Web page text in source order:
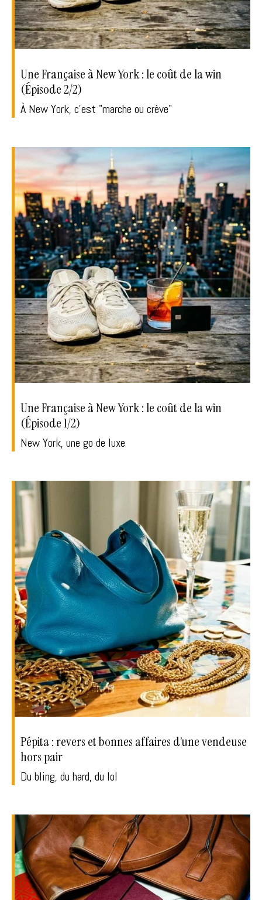
Une Française à New York : le coût de la win
(Épisode 2/2)
À New York, c'est "marche ou crève"
Une Française à New York : le coût de la win
(Épisode 1/2)
New York, une go de luxe
Pépita : revers et bonnes affaires d’une vendeuse
hors pair
Du bling, du hard, du lol